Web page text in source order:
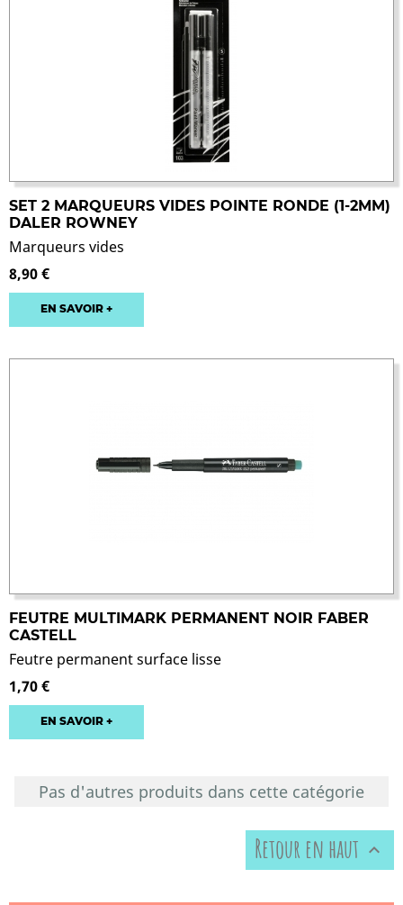
SET 2 MARQUEURS VIDES POINTE RONDE (1-2MM)
DALER ROWNEY
Marqueurs vides
8,90 €
EN SAVOIR +
FEUTRE MULTIMARK PERMANENT NOIR FABER
CASTELL
Feutre permanent surface lisse
1,70 €
EN SAVOIR +
Pas d'autres produits dans cette catégorie
Retour en haut 